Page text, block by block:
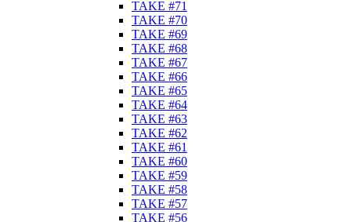
TAKE #71
TAKE #70
TAKE #69
TAKE #68
TAKE #67
TAKE #66
TAKE #65
TAKE #64
TAKE #63
TAKE #62
TAKE #61
TAKE #60
TAKE #59
TAKE #58
TAKE #57
TAKE #56